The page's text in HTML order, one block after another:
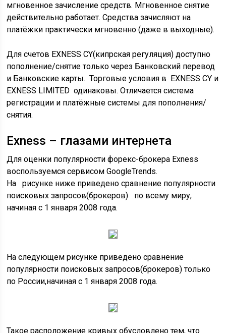
мгновенное зачисление средств. Мгновенное снятие
действительно работает. Средства зачисляют на
платёжки практически мгновенно (даже в выходные).
Для счетов EXNESS CY(кипрская регуляция) доступно
пополнение/снятие только через Банковский перевод
и Банковские карты. Торговые условия в EXNESS CY и
EXNESS LIMITED одинаковы. Отличается система
регистрации и платёжные системы для пополнения/
снятия.
Exness – глазами интернета
Для оценки популярности форекс-брокера Exness
воспользуемся сервисом GoogleTrends.
На рисунке ниже приведено сравнение популярности
поисковых запросов(брокеров) по всему миру,
начиная с 1 января 2008 года.
На следующем рисунке приведено сравнение
популярности поисковых запросов(брокеров) только
по России,начиная с 1 января 2008 года.
Такое расположение кривых обусловлено тем, что